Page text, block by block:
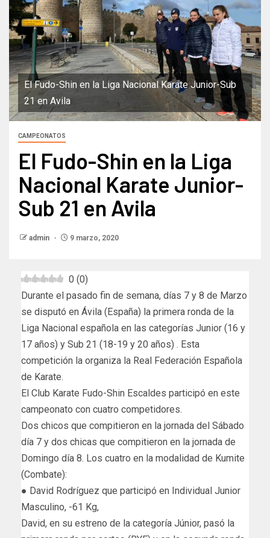
El Fudo-Shin en la Liga Nacional Karate Junior-Sub
21 en Avila
CAMPEONATOS
El Fudo-Shin en la Liga
Nacional Karate Junior-
Sub 21 en Avila
admin 9 marzo, 2020
0 (0)
Durante el pasado fin de semana, días 7 y 8 de Marzo
se disputó en Ávila (España) la primera ronda de la
Liga Nacional española en las categorías Junior (16 y
17 años) y Sub 21 (18-19 y 20 años) . Esta
competición la organiza la Real Federación Española
de Karate.
El Club Karate Fudo-Shin Escaldes participó en este
campeonato con cuatro competidores.
Dos chicos que compitieron en la jornada del Sábado
día 7 y dos chicas que compitieron en la jornada de
Domingo día 8. Los cuatro en la modalidad de Kumite
(Combate):
● David Rodríguez que participó en Individual Junior
Masculino, -61 Kg,
David, en su estreno de la categoría Júnior, pasó la